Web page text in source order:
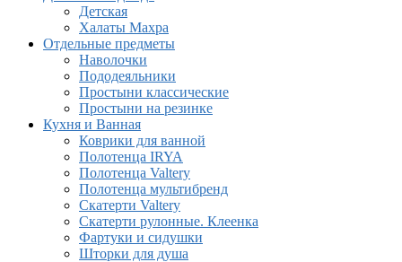
Детская
Халаты Махра
Отдельные предметы
Наволочки
Пододеяльники
Простыни классические
Простыни на резинке
Кухня и Ванная
Коврики для ванной
Полотенца IRYA
Полотенца Valtery
Полотенца мультибренд
Скатерти Valtery
Скатерти рулонные. Клеенка
Фартуки и сидушки
Шторки для душа